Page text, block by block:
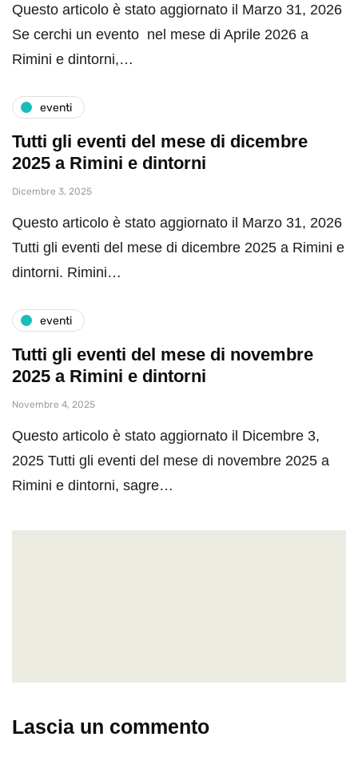
Questo articolo è stato aggiornato il Marzo 31, 2026
Se cerchi un evento nel mese di Aprile 2026 a
Rimini e dintorni,…
eventi
Tutti gli eventi del mese di dicembre
2025 a Rimini e dintorni
Dicembre 3, 2025
Questo articolo è stato aggiornato il Marzo 31, 2026
Tutti gli eventi del mese di dicembre 2025 a Rimini e
dintorni. Rimini…
eventi
Tutti gli eventi del mese di novembre
2025 a Rimini e dintorni
Novembre 4, 2025
Questo articolo è stato aggiornato il Dicembre 3,
2025 Tutti gli eventi del mese di novembre 2025 a
Rimini e dintorni, sagre…
Lascia un commento